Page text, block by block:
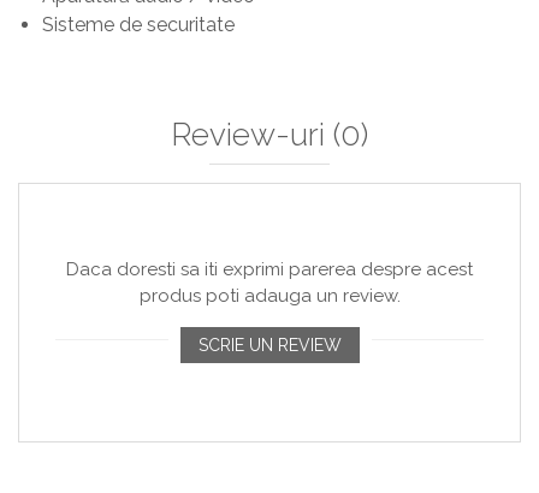
Sisteme de securitate
Review-uri (0)
Daca doresti sa iti exprimi parerea despre acest
produs poti adauga un review.
SCRIE UN REVIEW